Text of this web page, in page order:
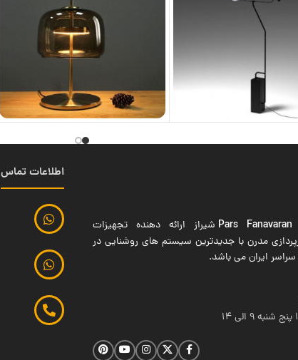
Pars شیراز ارائه دهنده تجهیزات
مدرن با جدیدترین سیستم های روشنایی در
ایران می باشد.
اطلاعات تماس